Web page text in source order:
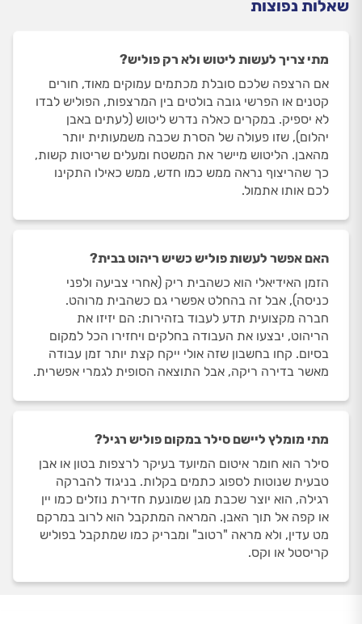
שאלות נפוצות
מתי צריך לעשות ליטוש ולא רק פוליש?
אם הרצפה שלכם סובלת מכתמים עמוקים מאוד, חורים
קטנים או הפרשי גובה בולטים בין המרצפות, הפוליש לבדו
לא יספיק. במקרים כאלה נדרש ליטוש (לעתים באבן
יהלום), שזו פעולה של הסרת שכבה משמעותית יותר
מהאבן. הליטוש מיישר את המשטח ומעלים שריטות קשות,
כך שהריצוף נראה ממש כמו חדש, ממש כאילו התקינו
לכם אותו אתמול.
האם אפשר לעשות פוליש כשיש ריהוט בבית?
הזמן האידיאלי הוא כשהבית ריק (אחרי צביעה ולפני
כניסה), אבל זה בהחלט אפשרי גם כשהבית מרוהט.
חברה מקצועית תדע לעבוד בזהירות: הם יזיזו את
הריהוט, יבצעו את העבודה בחלקים ויחזירו הכל למקום
בסיום. קחו בחשבון שזה אולי ייקח קצת יותר זמן עבודה
מאשר בדירה ריקה, אבל התוצאה הסופית לגמרי אפשרית.
מתי מומלץ ליישם סילר במקום פוליש רגיל?
סילר הוא חומר איטום המיועד בעיקר לרצפות בטון או אבן
טבעית שנוטות לספוג כתמים בקלות. בניגוד להברקה
רגילה, הוא יוצר שכבת מגן שמונעת חדירת נוזלים כמו יין
או קפה אל תוך האבן. המראה המתקבל הוא לרוב במרקם
מט עדין, ולא מראה "רטוב" ומבריק כמו שמתקבל בפוליש
קריסטל או וקס.